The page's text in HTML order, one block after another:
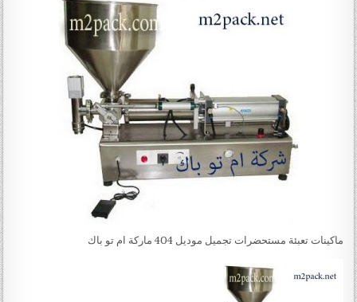
ماكينات تعبئة مستحضرات تجميل موديل 404 ماركة ام تو باك